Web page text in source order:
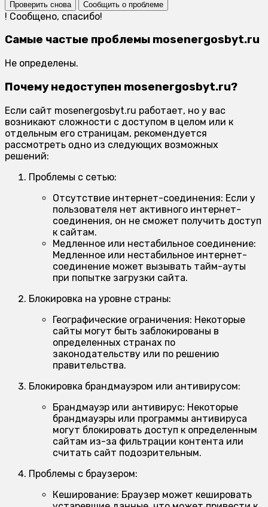
Проверить снова Сообщить о проблеме
! Сообщено, спасибо!
Самые частые проблемы mosenergosbyt.ru
Не определены.
Почему недоступен mosenergosbyt.ru?
Если сайт mosenergosbyt.ru работает, но у вас
возникают сложности с доступом в целом или к
отдельным его страницам, рекомендуется
рассмотреть одно из следующих возможных
решений:
Проблемы с сетью:
Отсутствие интернет-соединения: Если у
пользователя нет активного интернет-
соединения, он не сможет получить доступ
к сайтам.
Медленное или нестабильное соединение:
Медленное или нестабильное интернет-
соединение может вызывать тайм-ауты
при попытке загрузки сайта.
Блокировка на уровне страны:
Географические ограничения: Некоторые
сайты могут быть заблокированы в
определенных странах по
законодательству или по решению
правительства.
Блокировка брандмауэром или антивирусом:
Брандмауэр или антивирус: Некоторые
брандмауэры или программы антивируса
могут блокировать доступ к определенным
сайтам из-за фильтрации контента или
считать сайт подозрительным.
Проблемы с браузером:
Кеширование: Браузер может кешировать